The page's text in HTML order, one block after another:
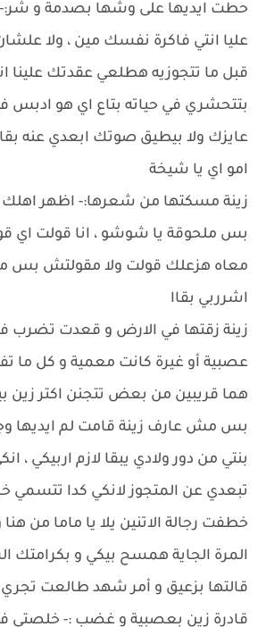
حطت ايديها على وشها بصدمة و شر:-
عليا انتي فاكرة نفسك مين ، ولا
قبل ما تتجوزيه هطلعي عقدتك علينا
بتتحشري في حياته بتاع اي هو
عايزك ولا بيطيق صوتك ابعدي عنه
امو اي يا شيخة
زينة مسكتها من شعرها:- اظهر اهلك
بس ملحوقة يا شوشو ، انا قولت اي
معاه هزعلك قولت ولا مقولتش
اشرربي بقاا
زينة زقتها في الارض و قعدت تضرب
عصبية أو غيرة كانت معمية و كل ما
هما قريبين من بعض تتجنن اكتر زين
بس مش عارف زينة قامت لم ايديها
بنتي من دور ولادي يبقا لازم اربيكي ،
تبعدي عن المتجوز لانكي كدا تتسمي
خطفت رجالة الاتنين يلا يا ماما من هنا
المرة الجاية همسح بيكي و بكرامتك
قالتها بزعيق و أمر شهد طالعت
قادرة زين بعصبية و غضب :- خلصتي